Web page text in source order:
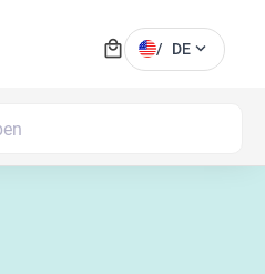
local_mall / DE expand_more